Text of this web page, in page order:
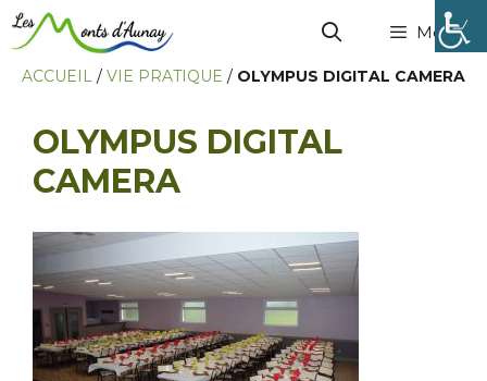
Menu
ACCUEIL / VIE PRATIQUE / OLYMPUS DIGITAL CAMERA
OLYMPUS DIGITAL
CAMERA